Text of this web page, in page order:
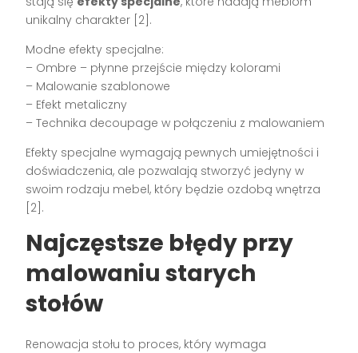
unikalny charakter [2].
Modne efekty specjalne:
– Ombre – płynne przejście między kolorami
– Malowanie szablonowe
– Efekt metaliczny
– Technika decoupage w połączeniu z malowaniem
Efekty specjalne wymagają pewnych umiejętności i
doświadczenia, ale pozwalają stworzyć jedyny w
swoim rodzaju mebel, który będzie ozdobą wnętrza
[2].
Najczęstsze błędy przy
malowaniu starych
stołów
Renowacja stołu to proces, który wymaga